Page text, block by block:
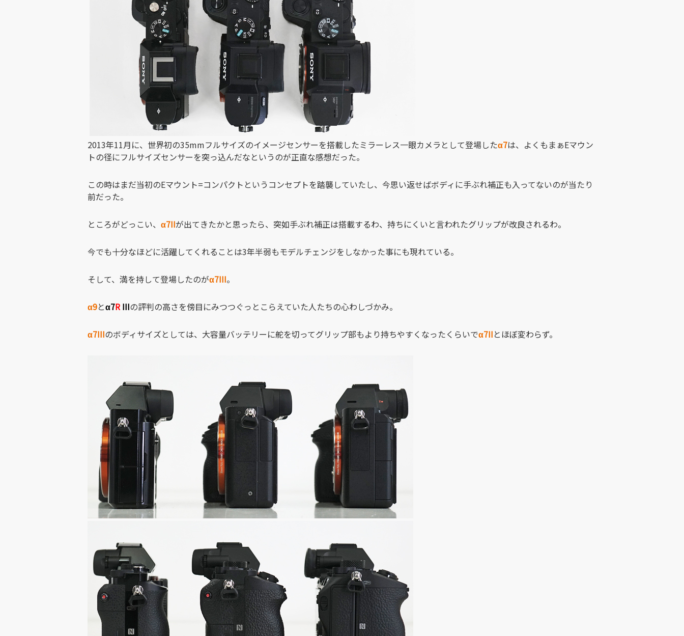
2013年11月に、世界初の35mmフルサイズのイメージセンサーを搭載したミラーレス一眼カメラとして登場したα7は、よくもまぁEマウン
トの径にフルサイズセンサーを突っ込んだなというのが正直な感想だった。
この時はまだ当初のEマウント=コンパクトというコンセプトを踏襲していたし、今思い返せばボディに手ぶれ補正も入ってないのが当たり
前だった。
ところがどっこい、 α7IIが出てきたかと思ったら、突如手ぶれ補正は搭載するわ、持ちにくいと言われたグリップが改良されるわ。
今でも十分なほどに活躍してくれることは3年半弱もモデルチェンジをしなかった事にも現れている。
そして、満を持して登場したのがα7III。
α9とα7R IIIの評判の高さを傍目にみつつぐっとこらえていた人たちの心わしづかみ。
α7IIIのボディサイズとしては、大容量バッテリーに舵を切ってグリップ部もより持ちやすくなったくらいでα7IIとほぼ変わらず。